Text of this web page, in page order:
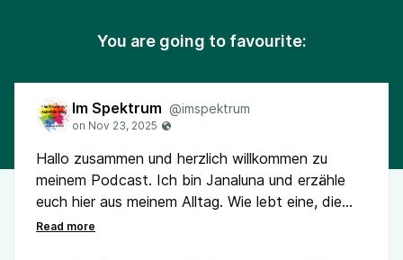
You are going to favourite:
Im Spektrum @imspektrum
Hallo zusammen und herzlich willkommen zu
meinem Podcast. Ich bin Janaluna und erzähle
euch hier aus meinem Alltag. Wie lebt eine, die
sehr spät erfahren hat, dass sie neurodivergent